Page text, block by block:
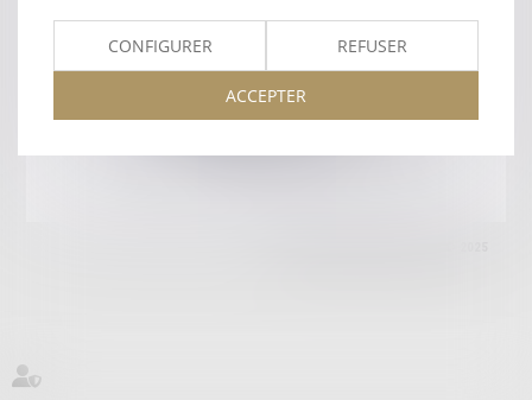
HonorairesMentions légalesPlan du site
11 Place des Cinq Martyrs du Lycée Buffon, 75014 PARIS
CONFIGURER REFUSER
ACCEPTER